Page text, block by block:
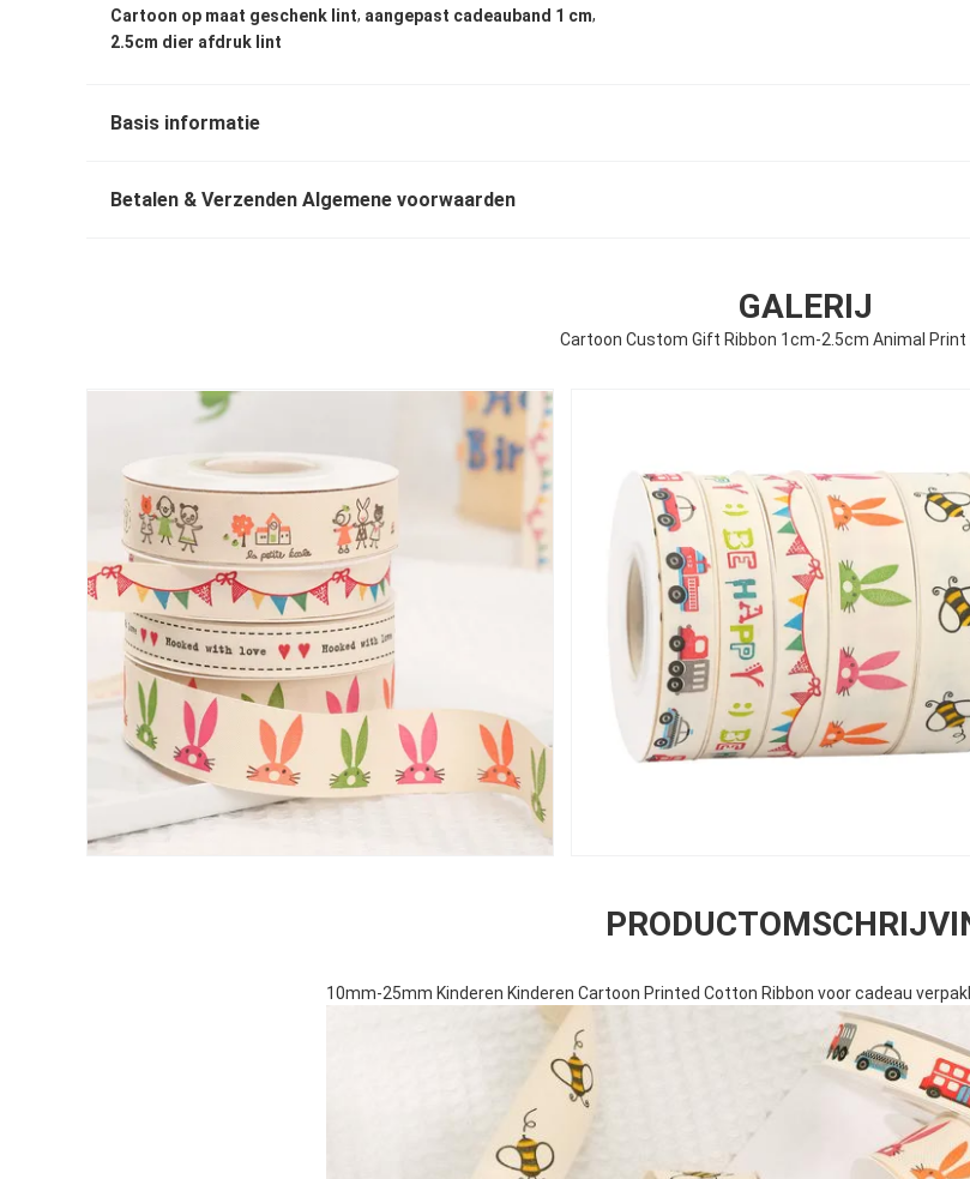
Cartoon op maat geschenk lint, aangepast cadeauband 1 cm,
2.5cm dier afdruk lint
Basis informatie
Betalen & Verzenden Algemene voorwaarden
GALERIJ
Cartoon Custom Gift Ribbon 1cm-2.5cm Animal Print
10mm-25mm Kinderen Kinderen Cartoon Printed Cotton Ribbon voor cadeau